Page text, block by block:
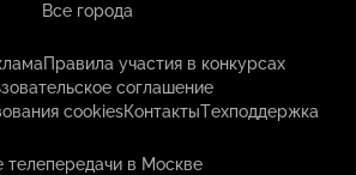
Все города
Правила участия в конкурсах
соглашение
cookiesКонтактыТехподдержка
телепередачи в Москве